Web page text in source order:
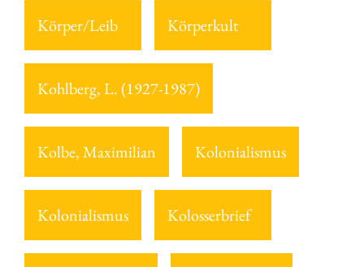
Körper/Leib Körperkult
Kohlberg, L. (1927-1987)
Kolbe, Maximilian Kolonialismus
Kolonialismus Kolosserbrief